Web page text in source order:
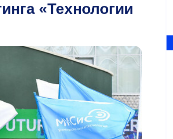
«Технологии